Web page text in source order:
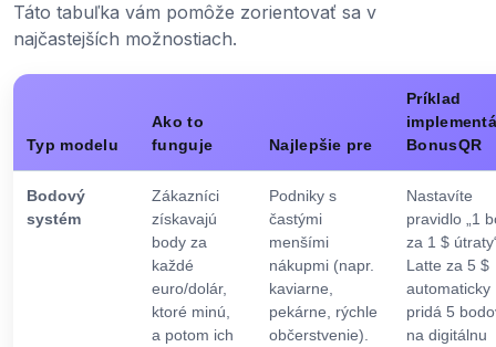
Táto tabuľka vám pomôže zorientovať sa v
najčastejších možnostiach.
Typ modelu
Ako to
funguje
Najlepšie pre
Príklad
BonusQR
Bodový
systém
Zákazníci
získavajú
body za
každé
euro/dolár,
ktoré minú,
a potom ich
Podniky s
častými
menšími
nákupmi (napr.
kaviarne,
pekárne, rýchle
občerstvenie).
Nastavíte
pravidlo „1
za 1 $
Latte za 5 $
automaticky
pridá 5
na digitálnu